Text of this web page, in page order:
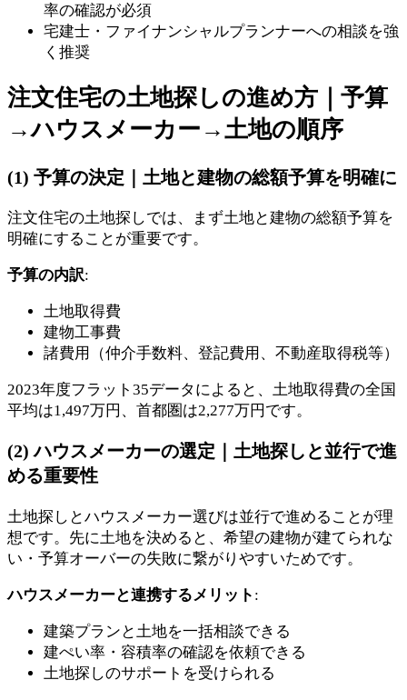
率の確認が必須
宅建士・ファイナンシャルプランナーへの相談を強
く推奨
注文住宅の土地探しの進め方｜予算
→ハウスメーカー→土地の順序
(1) 予算の決定｜土地と建物の総額予算を明確に
注文住宅の土地探しでは、まず土地と建物の総額予算を
明確にすることが重要です。
予算の内訳:
土地取得費
建物工事費
諸費用（仲介手数料、登記費用、不動産取得税等）
2023年度フラット35データによると、土地取得費の全国
平均は1,497万円、首都圏は2,277万円です。
(2) ハウスメーカーの選定｜土地探しと並行で進
める重要性
土地探しとハウスメーカー選びは並行で進めることが理
想です。先に土地を決めると、希望の建物が建てられな
い・予算オーバーの失敗に繋がりやすいためです。
ハウスメーカーと連携するメリット :
建築プランと土地を一括相談できる
建ぺい率・容積率の確認を依頼できる
土地探しのサポートを受けられる